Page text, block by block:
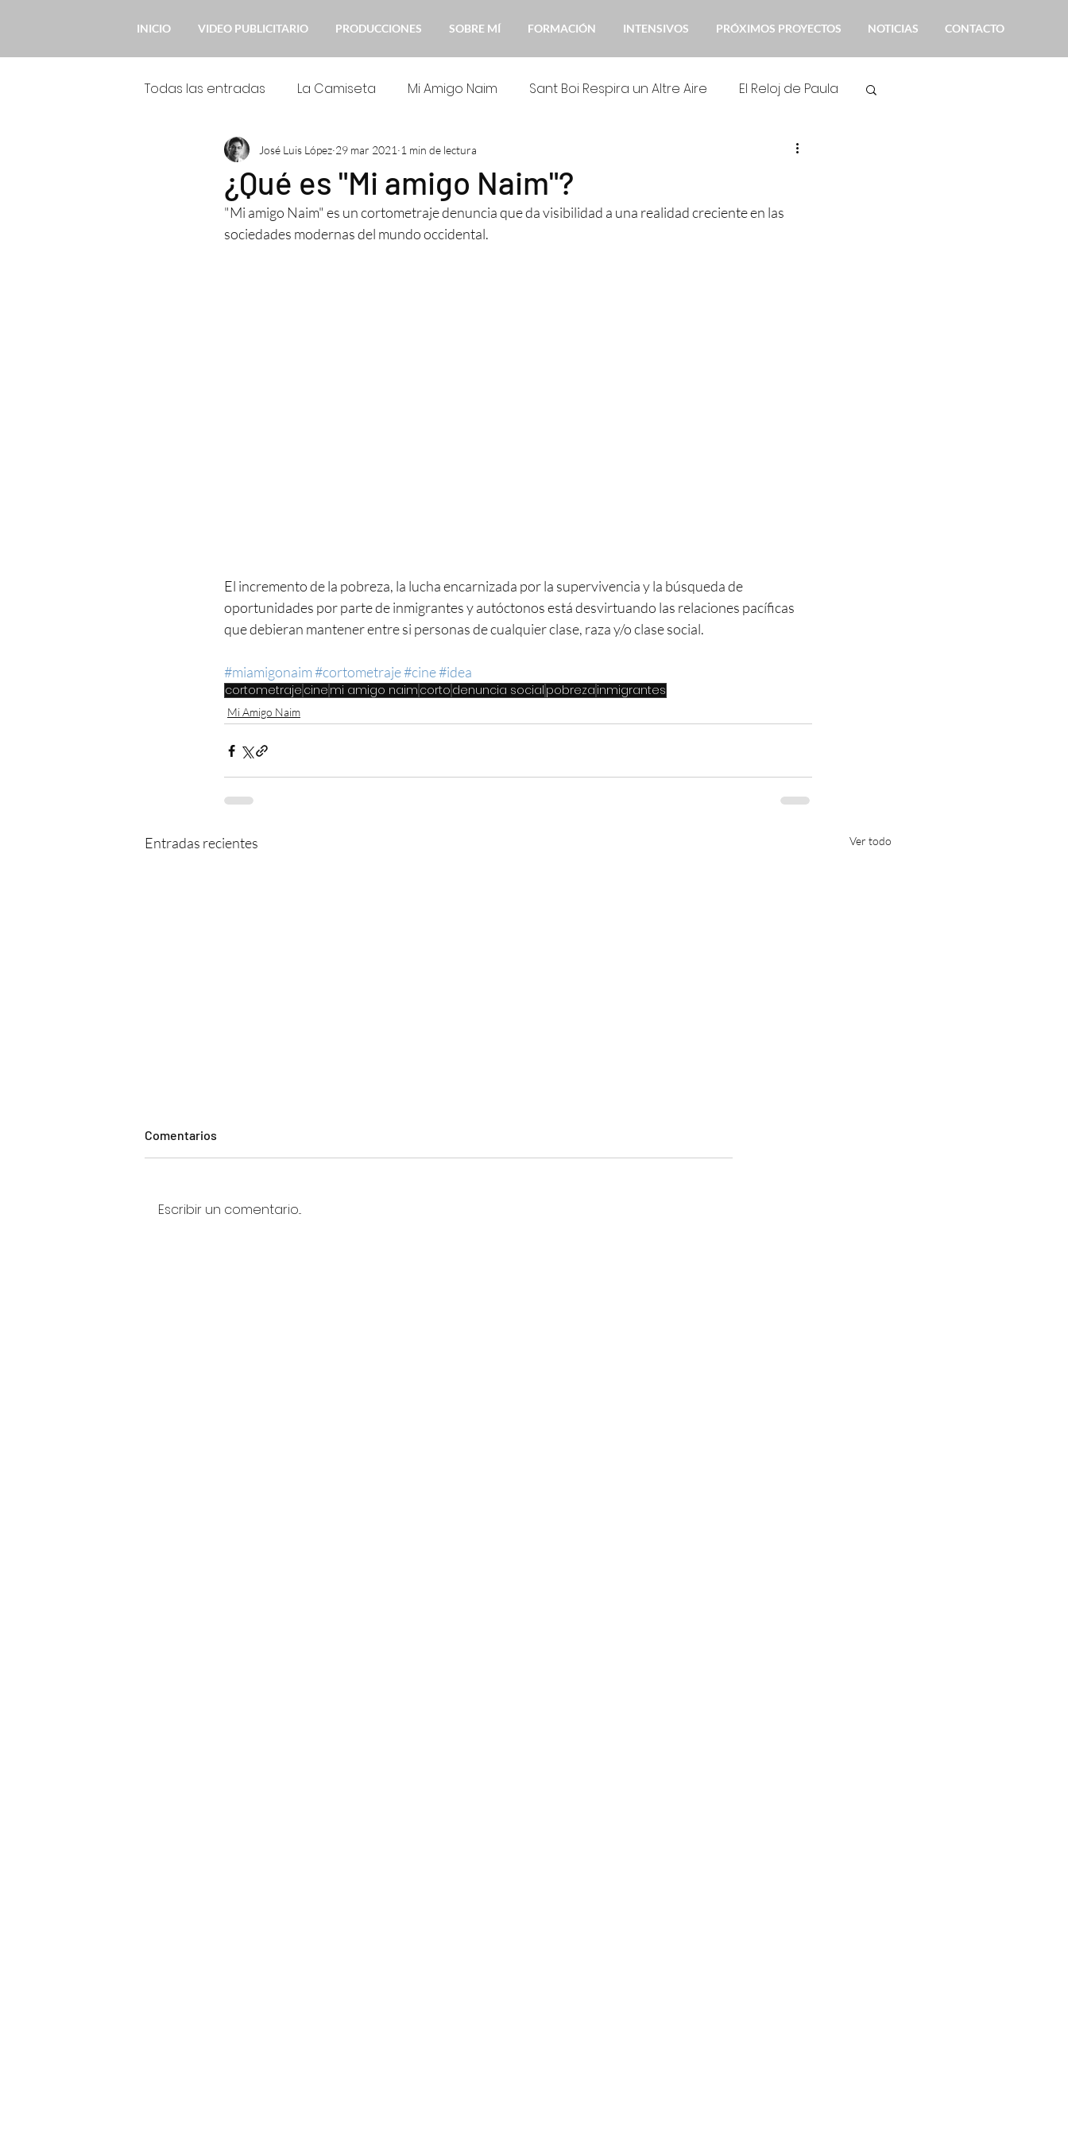
INICIO VIDEO PUBLICITARIO PRODUCCIONES SOBRE MÍ FORMACIÓN INTENSIVOS PRÓXIMOS PROYECTOS NOTICIAS CONTACTO
Todas las entradas La Camiseta Mi Amigo Naim Sant Boi Respira un Altre Aire El Reloj de Paula
Novedades Mi Querido Juan Manuel No m'oblidis Noticias
¿Qué es "Mi amigo Naim"?
José Luis López 29 mar 2021 1 min de lectura
"Mi amigo Naim" es un cortometraje denuncia que da visibilidad a una realidad creciente en las
sociedades modernas del mundo occidental.
El incremento de la pobreza, la lucha encarnizada por la supervivencia y la búsqueda de
oportunidades por parte de inmigrantes y autóctonos está desvirtuando las relaciones pacíficas
que debieran mantener entre si personas de cualquier clase, raza y/o clase social.
#miamigonaim#cortometraje#cine#idea
cortometraje cine mi amigo naim corto denuncia social pobreza inmigrantes
Mi Amigo Naim
Entradas recientes Ver todo
Comentarios
Escribir un comentario...